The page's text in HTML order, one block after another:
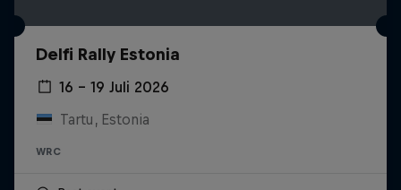
Delfi Rally Estonia
16 – 19 Juli 2026
Tartu, Estonia
WRC